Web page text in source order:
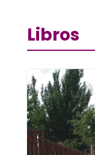
Libros